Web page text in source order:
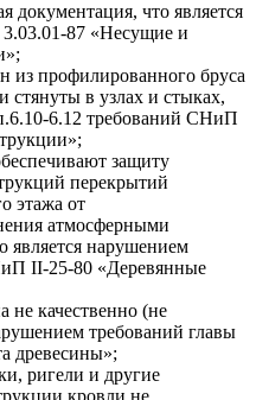
документация, что является
87 «Несущие и
из профилированного бруса
стянуты в узлах и стыках,
6.12 требований СНиП
защиту
перекрытий
этажа от
атмосферными
является нарушением
II-25-80 «Деревянные
не качественно (не
требований главы
древесины»;
ригели и другие
кровли не